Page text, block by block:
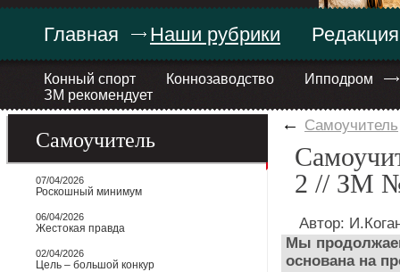
Главная Наши рубрики
Конный спорт Коннозаводство
Ипподром
ЗМ рекомендует
Редакция
Самоучитель
07/04/2026
Роскошный минимум
06/04/2026
Жестокая правда
02/04/2026
Цель – большой конкур
← Самоучитель
2 // ЗМ
Автор:
Мы
основана на